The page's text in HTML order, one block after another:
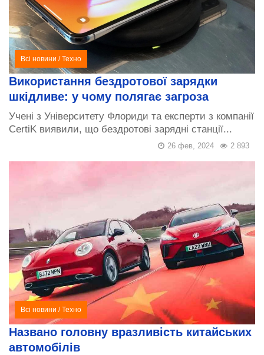
Всі новини /Техно
Використання бездротової зарядки
шкідливе: у чому полягає загроза
Учені з Університету Флориди та експерти з компанії
CertiK виявили, що бездротові зарядні станції...
2 893
26 фев, 2024
Всі новини /Техно
Названо головну вразливість китайських
автомобілів